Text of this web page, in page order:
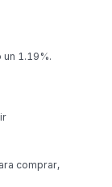
un 1.19%.
comprar,